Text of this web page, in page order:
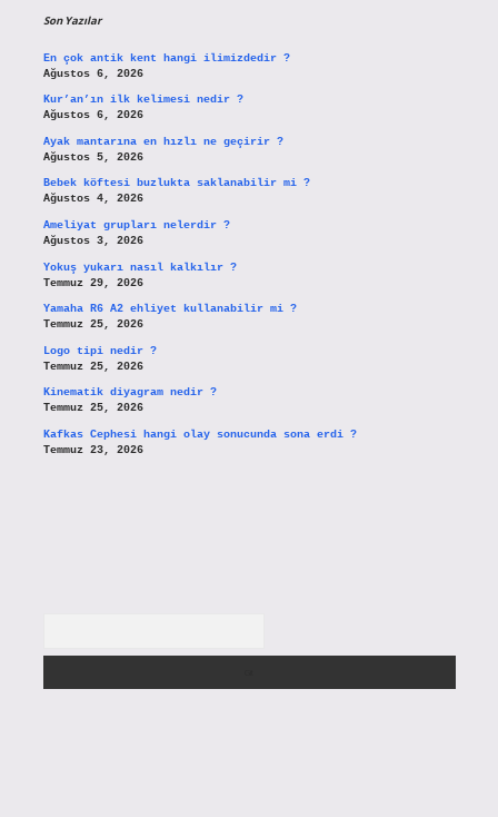
Son Yazılar
En çok antik kent hangi ilimizdedir ?
Ağustos 6, 2026
Kur’an’ın ilk kelimesi nedir ?
Ağustos 6, 2026
Ayak mantarına en hızlı ne geçirir ?
Ağustos 5, 2026
Bebek köftesi buzlukta saklanabilir mi ?
Ağustos 4, 2026
Ameliyat grupları nelerdir ?
Ağustos 3, 2026
Yokuş yukarı nasıl kalkılır ?
Temmuz 29, 2026
Yamaha R6 A2 ehliyet kullanabilir mi ?
Temmuz 25, 2026
Logo tipi nedir ?
Temmuz 25, 2026
Kinematik diyagram nedir ?
Temmuz 25, 2026
Kafkas Cephesi hangi olay sonucunda sona erdi ?
Temmuz 23, 2026